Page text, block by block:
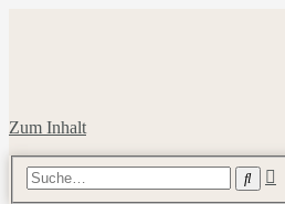
Zum Inhalt
Suche